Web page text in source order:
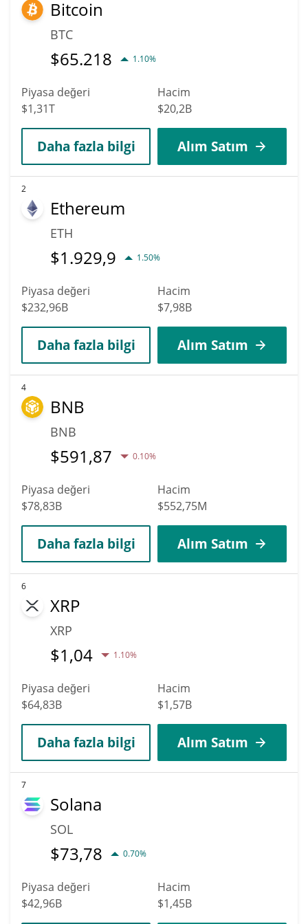
analistlerine göre HarryPotterObamaSonic10Inu (ETH), 2036
tarihine kadar $0,015422319 tutarındaki en yüksek fiyata
Bitcoin
BTC
$65.218 1.10%
Piyasa değeri
$1,31T
Hacim
$20,2B
Daha fazla bilgi Alım Satım
2
Ethereum
ETH
$1.929,9 1.50%
Piyasa değeri
$232,96B
Hacim
$7,98B
Daha fazla bilgi Alım Satım
4
BNB
BNB
$591,87 0.10%
Piyasa değeri
$78,83B
Hacim
$552,75M
Daha fazla bilgi Alım Satım
6
XRP
XRP
$1,04 1.10%
Piyasa değeri
$64,83B
Hacim
$1,57B
Daha fazla bilgi Alım Satım
7
Solana
SOL
$73,78 0.70%
Piyasa değeri
$42,96B
Hacim
$1,45B